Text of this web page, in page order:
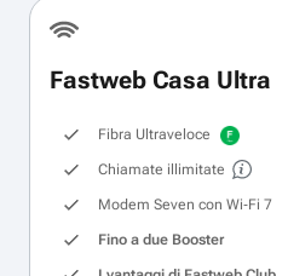
Fastweb Casa Ultra
Fibra Ultraveloce
Chiamate illimitate
Modem Seven con Wi‑Fi 7
Fino a due Booster